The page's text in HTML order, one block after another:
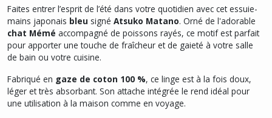
Faites entrer l’esprit de l’été dans votre quotidien avec cet essuie-
mains japonais bleu signé Atsuko Matano. Orné de l'adorable
chat Mémé accompagné de poissons rayés, ce motif est parfait
pour apporter une touche de fraîcheur et de gaieté à votre salle
de bain ou votre cuisine.
Fabriqué en gaze de coton 100 %, ce linge est à la fois doux,
léger et très absorbant. Son attache intégrée le rend idéal pour
une utilisation à la maison comme en voyage.